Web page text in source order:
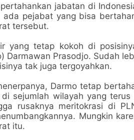
jabatan di
pejabat yang bisa
tersebut.
yang tetap kokoh di
Darmawan Prasodjo. Sudah
tak juga tergoyahkan.
Darmo tetap
sejumlah wilayah yang
rusaknya meritokrasi di
Mungkin
itu.